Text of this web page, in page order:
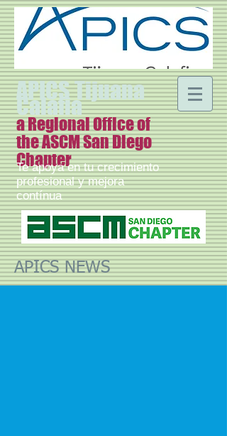
APICS Tijuana
Calafia
a Regional Office of
the ASCM San Diego
Chapter
Te apoya en tu crecimiento
profesional y mejora
contínua
APICS NEWS